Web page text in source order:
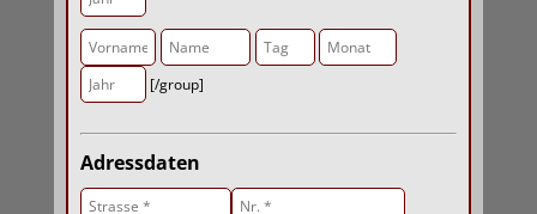
[/group]
Adressdaten